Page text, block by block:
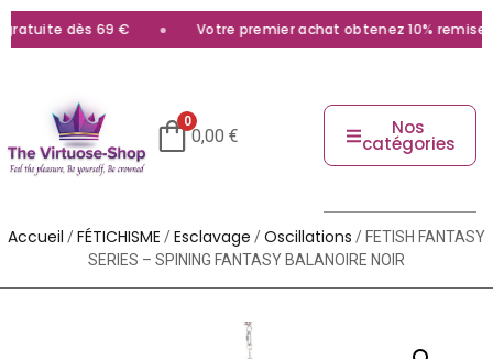
dès 69 € Votre premier achat obtenez 10% remise
0
0,00 € Nos
catégories
Accueil /FÉTICHISME /Esclavage /Oscillations / FETISH FANTASY
SERIES – SPINING FANTASY BALANOIRE NOIR